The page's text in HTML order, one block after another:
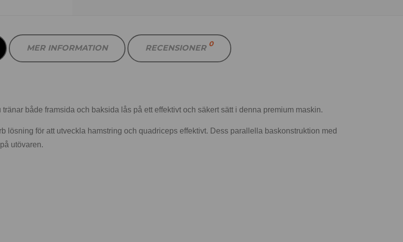
MER INFORMATION RECENSIONER 0
både framsida och baksida lås på ett effektivt och säkert sätt i denna premium maskin.
lösning för att utveckla hamstring och quadriceps effektivt. Dess parallella baskonstruktion med
utövaren.